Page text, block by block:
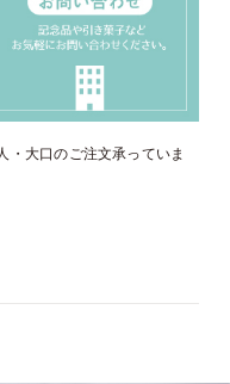
・大口のご注文承っていま